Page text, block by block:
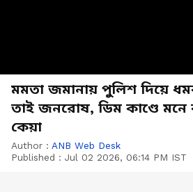
মমতা জমানায় পুলিশ দিয়ে
তাই জনরোষ, ডিম কাণ্ডে মনে
কেয়া
Author : ANB Web Desk
Published : Jul 02 2026, 06:14 PM IST